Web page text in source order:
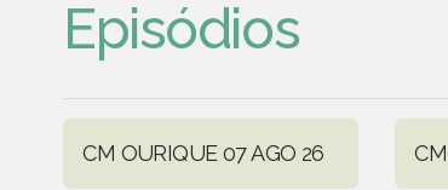
Episódios
CM OURIQUE 07 AGO 26